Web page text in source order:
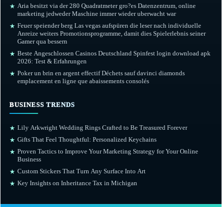
★ Aria besitzt via der 280 Quadratmeter gro?es Datenzentrum, online
marketing jedweder Maschine immer wieder uberwacht war
★ Feuer speiender berg Las vegas aufspüren die leser nach individuelle
Anreize weiters Promotionsprogramme, damit dies Spielerlebnis seiner
Gamer qua bessern
★ Beste Angeschlossen Casinos Deutschland Spinfest login download apk
2026: Test & Erfahrungen
★ Poker un brin en argent effectif Déchets sauf davinci diamonds
emplacement en ligne que abaissements consolés
BUSINESS TRENDS
★ Lily Arkwright Wedding Rings Crafted to Be Treasured Forever
★ Gifts That Feel Thoughtful: Personalized Keychains
★ Proven Tactics to Improve Your Marketing Strategy for Your Online
Business
★ Custom Stickers That Turn Any Surface Into Art
★ Key Insights on Inheritance Tax in Michigan